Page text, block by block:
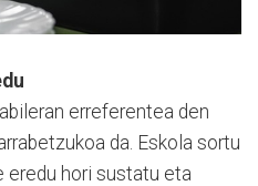
erreferentea den
da. Eskola sortu
eredu hori sustatu eta